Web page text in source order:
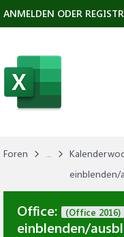
Foren ...
einblenden/
Office: (Office 2016)
einblenden/
ANMELDEN ODER